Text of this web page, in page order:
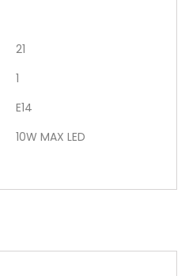
21
1
E14
10W MAX LED